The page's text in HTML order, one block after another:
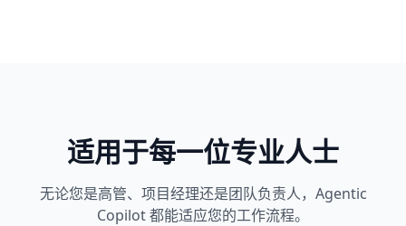
适用于每一位专业人士
无论您是高管、项目经理还是团队负责人，Agentic
Copilot 都能适应您的工作流程。